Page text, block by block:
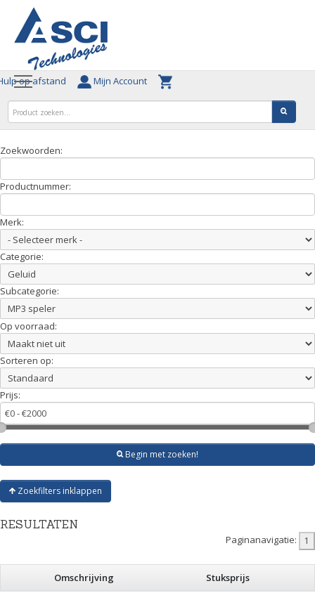
op afstand Mijn Account
Zoekwoorden:
Productnummer:
Merk:
Categorie:
Subcategorie:
Op voorraad:
Sorteren op:
Prijs:
Begin met zoeken!
Zoekfilters inklappen
RESULTATEN
Paginanavigatie:
Omschrijving
Stuksprijs